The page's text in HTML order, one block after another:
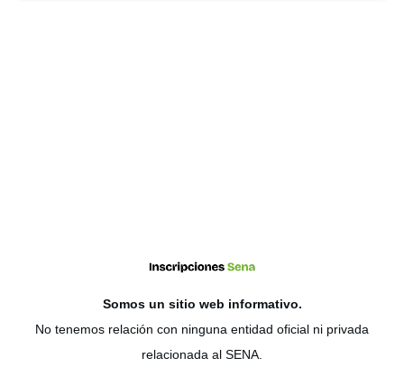
Somos un sitio web informativo.
No tenemos relación con ninguna entidad oficial ni privada
relacionada al SENA.